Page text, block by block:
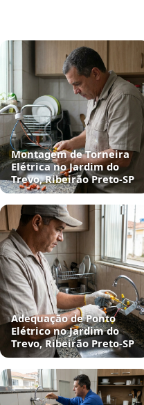
Montagem de Torneira
Elétrica no Jardim do
Trevo, Ribeirão Preto‑SP
Adequação de Ponto
Elétrico no Jardim do
Trevo, Ribeirão Preto‑SP